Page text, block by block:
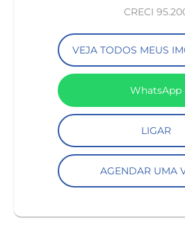
CRECI
VEJA TODOS MEUS
WhatsApp
LIGAR
AGENDAR UMA